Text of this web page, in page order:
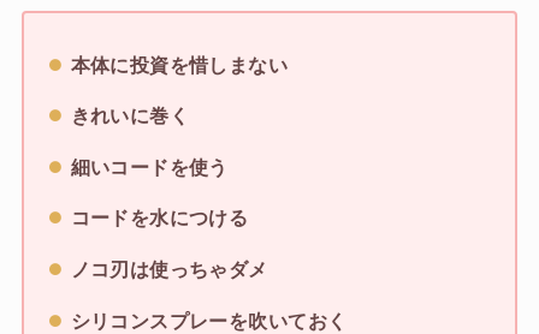
本体に投資を惜しまない
きれいに巻く
細いコードを使う
コードを水につける
ノコ刃は使っちゃダメ
シリコンスプレーを吹いておく